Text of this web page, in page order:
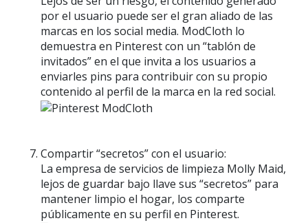
por el usuario puede ser el gran aliado de las
marcas en los social media. ModCloth lo
demuestra en Pinterest con un “tablón de
invitados” en el que invita a los usuarios a
enviarles pins para contribuir con su propio
contenido al perfil de la marca en la red social.
Compartir “secretos” con el usuario:
La empresa de servicios de limpieza Molly Maid,
lejos de guardar bajo llave sus “secretos” para
mantener limpio el hogar, los comparte
públicamente en su perfil en Pinterest.